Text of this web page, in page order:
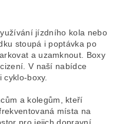
jízdního kola nebo
stoupá i poptávka po
a uzamknout. Boxy
V naší nabídce
boxy.
a kolegům, kteří
místa na